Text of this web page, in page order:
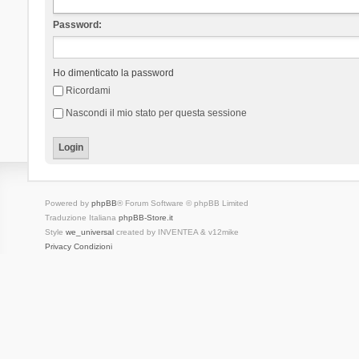
Password:
Ho dimenticato la password
Ricordami
Nascondi il mio stato per questa sessione
Powered by phpBB® Forum Software © phpBB Limited
Traduzione Italiana phpBB-Store.it
Style we_universalcreated by INVENTEA & v12mike
Privacy Condizioni